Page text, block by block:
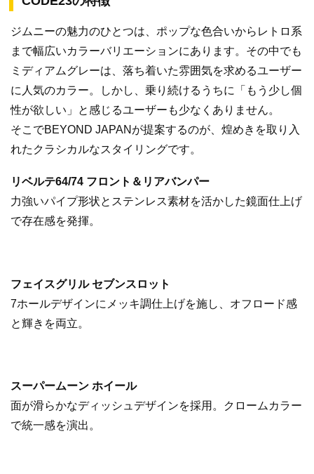
ジムニーの魅力のひとつは、ポップな色合いからレトロ系
まで幅広いカラーバリエーションにあります。その中でも
ミディアムグレーは、落ち着いた雰囲気を求めるユーザー
に人気のカラー。しかし、乗り続けるうちに「もう少し個
性が欲しい」と感じるユーザーも少なくありません。
そこでBEYOND JAPANが提案するのが、煌めきを取り入
れたクラシカルなスタイリングです。
リベルテ64/74 フロント＆リアバンパー
力強いパイプ形状とステンレス素材を活かした鏡面仕上げ
で存在感を発揮。
フェイスグリル セブンスロット
7ホールデザインにメッキ調仕上げを施し、オフロード感
と輝きを両立。
スーパームーン ホイール
面が滑らかなディッシュデザインを採用。クロームカラー
で統一感を演出。